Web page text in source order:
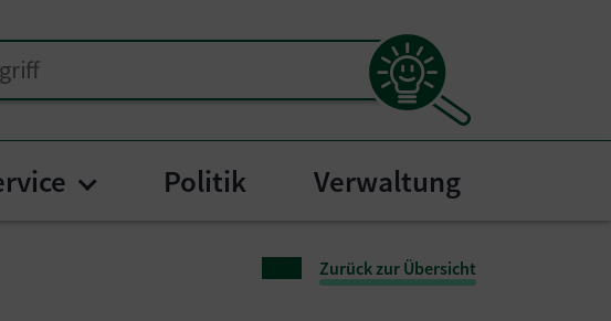
Submenu for "Bürgerservice"
Politik Verwaltung
Zurück zur Übersicht